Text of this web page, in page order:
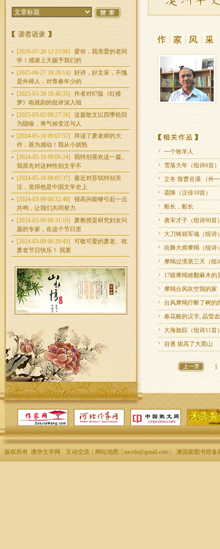
[2026-07-26 12:23:06]
爱你，我亲爱的老同
学！感谢上天赐予我们的
[2025-06-27 18:28:14]
好诗，好文采，不愧
是外师人，对青春年少的
[2025-03-28 18:40:35]
作者对87版《红楼
梦》电视剧的批评深入细
[2025-03-02 09:27:26]
这篇散文以四季轮回
为隐喻，将气候变迁与人
[2024-05-16 09:07:57]
拜读了萧老师的大
作，甚为感动！我从小就熟
[2024-05-16 09:06:24]
我特别喜欢这一篇。
我原先对这种性别文学不
[2024-05-16 09:05:37]
最近对苏轼特别关
注，觉得他是中国文学史上
[2024-03-09 06:32:48]
很高兴能够引起一点
共鸣，让我们共同努力.
[2024-03-09 06:31:10]
萧教授是研究妇女问
题的专家，在这个节日里
[2024-03-09 06:29:43]
可敬可爱的萧老。祝
萧老节日快乐！ 我要
一个牧羊人
雪落大年（组诗6首）
立冬 致曹谷溪 （外
霜降（汉俳10首）
船长，船长
唐宋才子（组诗90首
大刀铸就军魂（组诗
街舞大师摩羯（组诗
摩羯过境第三天（组
17级摩羯掀翻麻木的
摩羯台风吹空我的家
台风摩羯拧断了树的
春花般的汉字, 晶莹
大海旅踪（组诗11首
自逐 拔高了大黑山
1
版权所有 澳华文学网 互动交流 网站地图 | aucnln@gmail.com | 澳国家图书馆备